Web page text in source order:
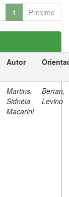
1 Próximo
Autor
Martins,
Sidnéia
Macarini
Bertan,
Levino